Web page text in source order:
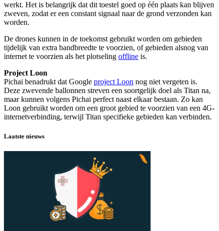
werkt. Het is belangrijk dat dit toestel goed op één plaats kan blijven
zweven, zodat er een constant signaal naar de grond verzonden kan
worden.
De drones kunnen in de toekomst gebruikt worden om gebieden
tijdelijk van extra bandbreedte te voorzien, of gebieden alsnog van
internet te voorzien als het plotseling offline is.
Project Loon
Pichai benadrukt dat Google project Loon nog niet vergeten is.
Deze zwevende ballonnen streven een soortgelijk doel als Titan na,
maar kunnen volgens Pichai perfect naast elkaar bestaan. Zo kan
Loon gebruikt worden om een groot gebied te voorzien van een 4G-
internetverbinding, terwijl Titan specifieke gebieden kan verbinden.
Laatste nieuws